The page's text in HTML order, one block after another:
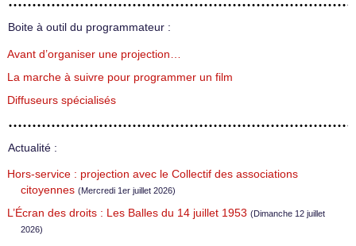
Boite à outil du programmateur :
Avant d’organiser une projection…
La marche à suivre pour programmer un film
Diffuseurs spécialisés
Actualité :
Hors-service : projection avec le Collectif des associations
citoyennes (Mercredi 1er juillet 2026)
L’Écran des droits : Les Balles du 14 juillet 1953 (Dimanche 12 juillet
2026)